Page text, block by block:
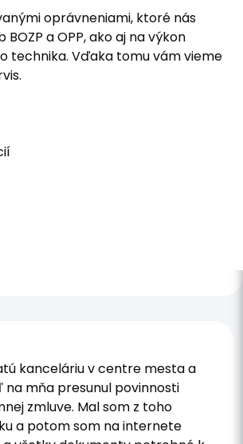
oprávneniami, ktoré nás
a OPP, ako aj na výkon
technika. Vďaka tomu vám vieme
kanceláriu v centre mesta a
mňa presunul povinnosti
zmluve. Mal som z toho
a potom som na internete